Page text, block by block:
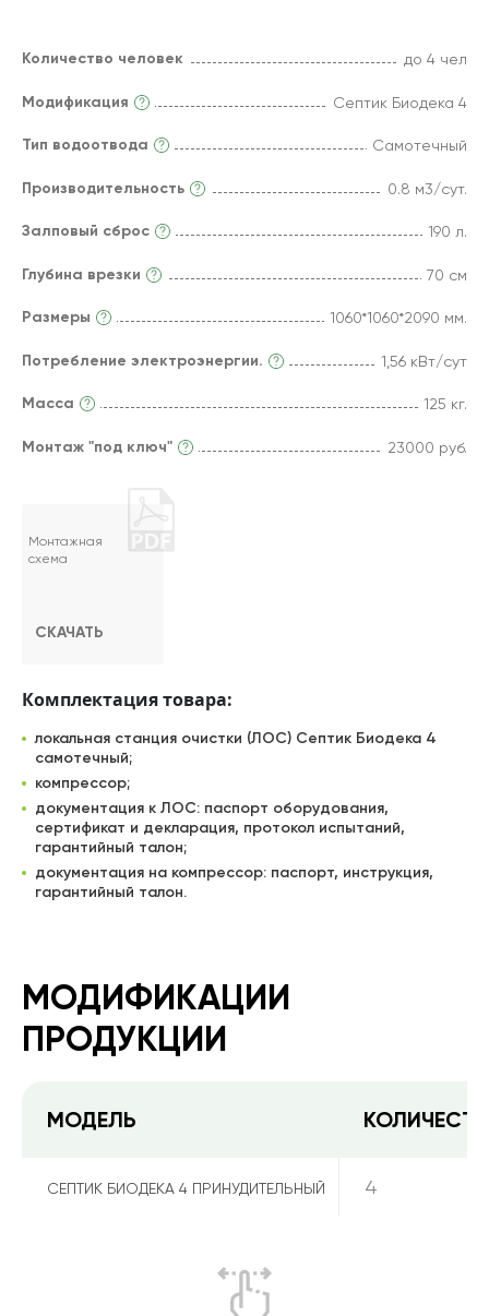
Количество человек до 4 чел
Модификация Септик Биодека 4
Тип водоотвода Самотечный
Производительность 0.8 м3/сут.
Залповый сброс 190 л.
Глубина врезки 70 см
Размеры 1060*1060*2090 мм.
Потребление электроэнергии. 1,56 кВт/сут
Масса 125 кг.
Монтаж "под ключ" 23000 руб.
Монтажная
схема
СКАЧАТЬ
Комплектация товара:
локальная станция очистки (ЛОС) Септик Биодека 4
самотечный;
компрессор;
документация к ЛОС: паспорт оборудования,
сертификат и декларация, протокол испытаний,
гарантийный талон;
документация на компрессор: паспорт, инструкция,
гарантийный талон.
МОДИФИКАЦИИ
ПРОДУКЦИИ
МОДЕЛЬ
СЕПТИК БИОДЕКА 4 ПРИНУДИТЕЛЬНЫЙ 4